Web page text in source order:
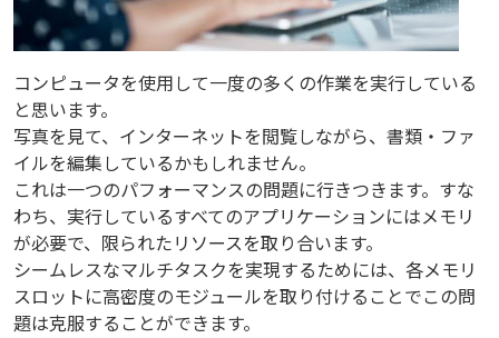
コンピュータを使用して一度の多くの作業を実行している
と思います。
写真を見て、インターネットを閲覧しながら、書類・ファ
イルを編集しているかもしれません。
これは一つのパフォーマンスの問題に行きつきます。すな
わち、実行しているすべてのアプリケーションにはメモリ
が必要で、限られたリソースを取り合います。
シームレスなマルチタスクを実現するためには、各メモリ
スロットに高密度のモジュールを取り付けることでこの問
題は克服することができます。